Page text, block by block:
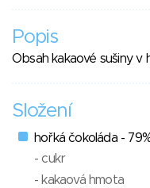
Popis
Obsah kakaové sušiny v
Složení
hořká čokoláda -
- cukr
- kakaová hmota